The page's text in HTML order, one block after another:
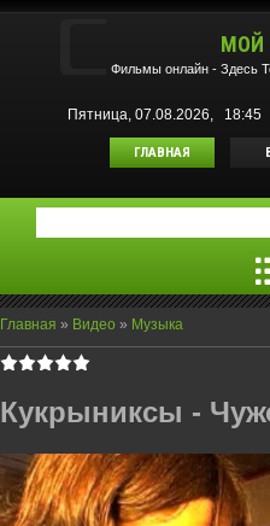
МОЙ
Фильмы oнлайн - Здесь
Пятница, 07.08.2026, 18:45
ГЛАВНАЯ
Главная » Видео » Музыка
Кукрыниксы -